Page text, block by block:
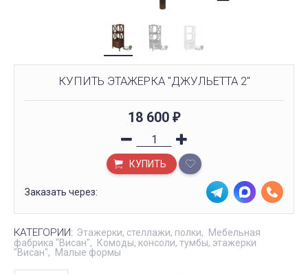
КУПИТЬ ЭТАЖЕРКА "ДЖУЛЬЕТТА 2"
18 600 ₽
КУПИТЬ
Заказать через:
КАТЕГОРИИ: Этажерки, стеллажи, полки
Мебельная
фабрика "Висан"
Комоды, консоли, тумбы, этажерки
"Висан"
Малые формы